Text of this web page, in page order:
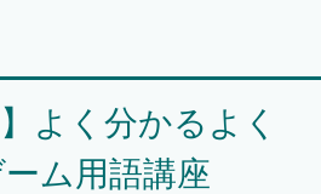
よく分かるよく
ム用語講座